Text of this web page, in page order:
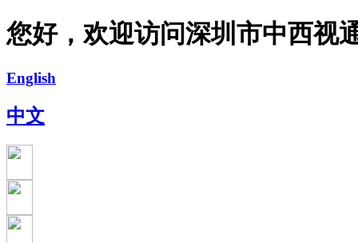
您好，欢迎访问深圳市中西视
English
中文